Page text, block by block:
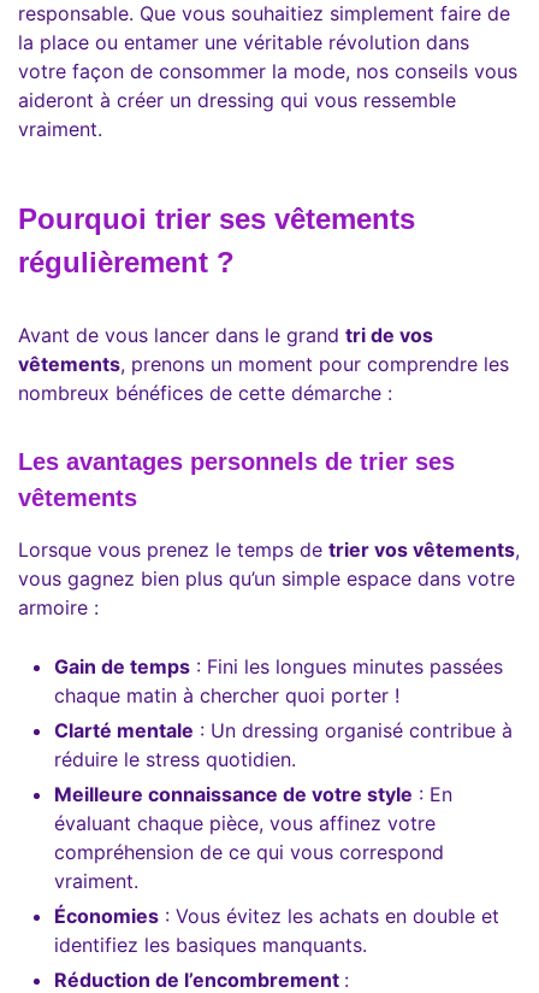
responsable. Que vous souhaitiez simplement faire de
la place ou entamer une véritable révolution dans
votre façon de consommer la mode, nos conseils vous
aideront à créer un dressing qui vous ressemble
vraiment.
Pourquoi trier ses vêtements
régulièrement ?
Avant de vous lancer dans le grand tri de vos
vêtements, prenons un moment pour comprendre les
nombreux bénéfices de cette démarche :
Les avantages personnels de trier ses
vêtements
Lorsque vous prenez le temps de trier vos vêtements,
vous gagnez bien plus qu’un simple espace dans votre
armoire :
Gain de temps : Fini les longues minutes passées
chaque matin à chercher quoi porter !
Clarté mentale : Un dressing organisé contribue à
réduire le stress quotidien.
Meilleure connaissance de votre style : En
évaluant chaque pièce, vous affinez votre
compréhension de ce qui vous correspond
vraiment.
Économies : Vous évitez les achats en double et
identifiez les basiques manquants.
Réduction de l’encombrement :